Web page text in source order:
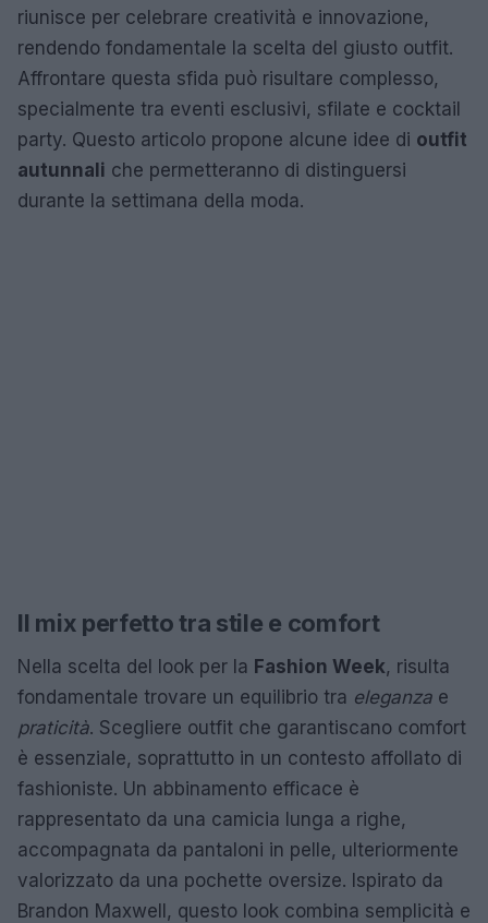
riunisce per celebrare creatività e innovazione,
rendendo fondamentale la scelta del giusto outfit.
Affrontare questa sfida può risultare complesso,
specialmente tra eventi esclusivi, sfilate e cocktail
party. Questo articolo propone alcune idee di outfit
autunnali che permetteranno di distinguersi
durante la settimana della moda.
Il mix perfetto tra stile e comfort
Nella scelta del look per la Fashion Week, risulta
fondamentale trovare un equilibrio tra eleganza e
praticità. Scegliere outfit che garantiscano comfort
è essenziale, soprattutto in un contesto affollato di
fashioniste. Un abbinamento efficace è
rappresentato da una camicia lunga a righe,
accompagnata da pantaloni in pelle, ulteriormente
valorizzato da una pochette oversize. Ispirato da
Brandon Maxwell, questo look combina semplicità e